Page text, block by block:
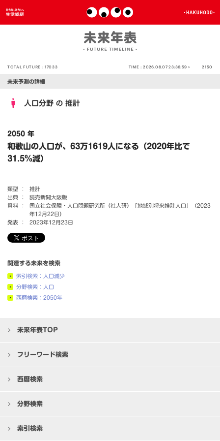
TOTAL FUTURE :17033 TIME :2026.08.07 23:36:59 > 2150
未来予測の詳細
人口分野 の 推計
2050 年
和歌山の人口が、63万1619人になる（2020年比で
31.5％減）
類型 ：
推計
出典 ：
読売新聞大阪版
資料 ：
国立社会保障・人口問題研究所（社人研）「地域別将来推計人口」（2023
年12月22日）
発表 ：
2023年12月23日
関連する未来を検索
索引検索：人口減少
分野検索：人口
西暦検索：2050年
未来年表TOP
フリーワード検索
西暦検索
分野検索
索引検索